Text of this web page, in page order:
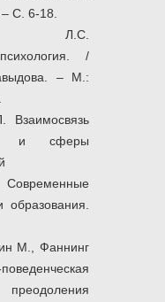
С. 6-18.
Л.С.
/
– М.:
Взаимосвязь
и сферы
М., Фаннинг